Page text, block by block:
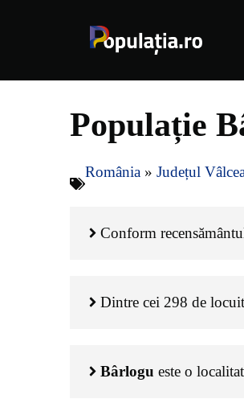
Populație
România » Județul
Conform
Dintre cei 298 de
Bârlogu este o